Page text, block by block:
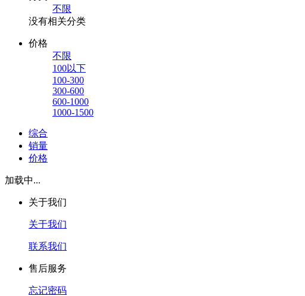
不限
没有相关分类
价格
不限
100以下
100-300
300-600
600-1000
1000-1500
综合
销量
价格
加载中...
关于我们
关于我们
联系我们
售后服务
忘记密码